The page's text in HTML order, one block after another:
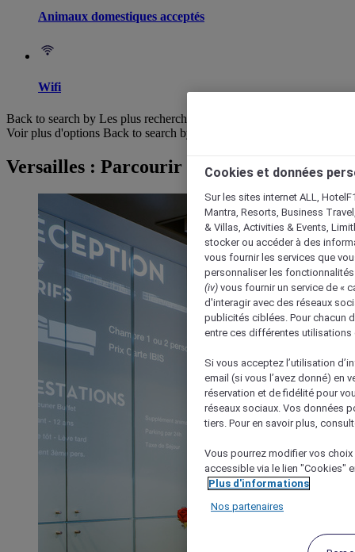
Animaux domestiques acceptés
Wifi
Back to search by Les plus recherchés
Voir plus d'options Back to search by categories
Versailles : Parcourir les hôtelsCookies et données
Sur les sites internet ALL,
Mantra, Resorts, Business
& Villas, Activities & Events,
stocker ou accéder à des
vous fournir les services que
personnaliser les
(iv) vous fournir un service de «
d'interagir avec des réseaux
publicités ciblées. Pour chacun
entre ces différentes utilisations
Si vous acceptez l’utilisation
email (si vous l’avez donné) en
réservation et de fidélité pour
réseaux sociaux. Vos données
tiers. Pour en savoir plus,
Vous pourrez modifier vos
accessible via le lien "Cookies"
Plus d'informations
Nos partenaires